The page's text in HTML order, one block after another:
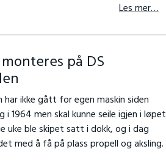
Les mer…
på DS
har ikke gått for egen maskin siden
i 1964 men skal kunne seile igjen i løpet
uke ble skipet satt i dokk, og i dag
med å få på plass propell og aksling.